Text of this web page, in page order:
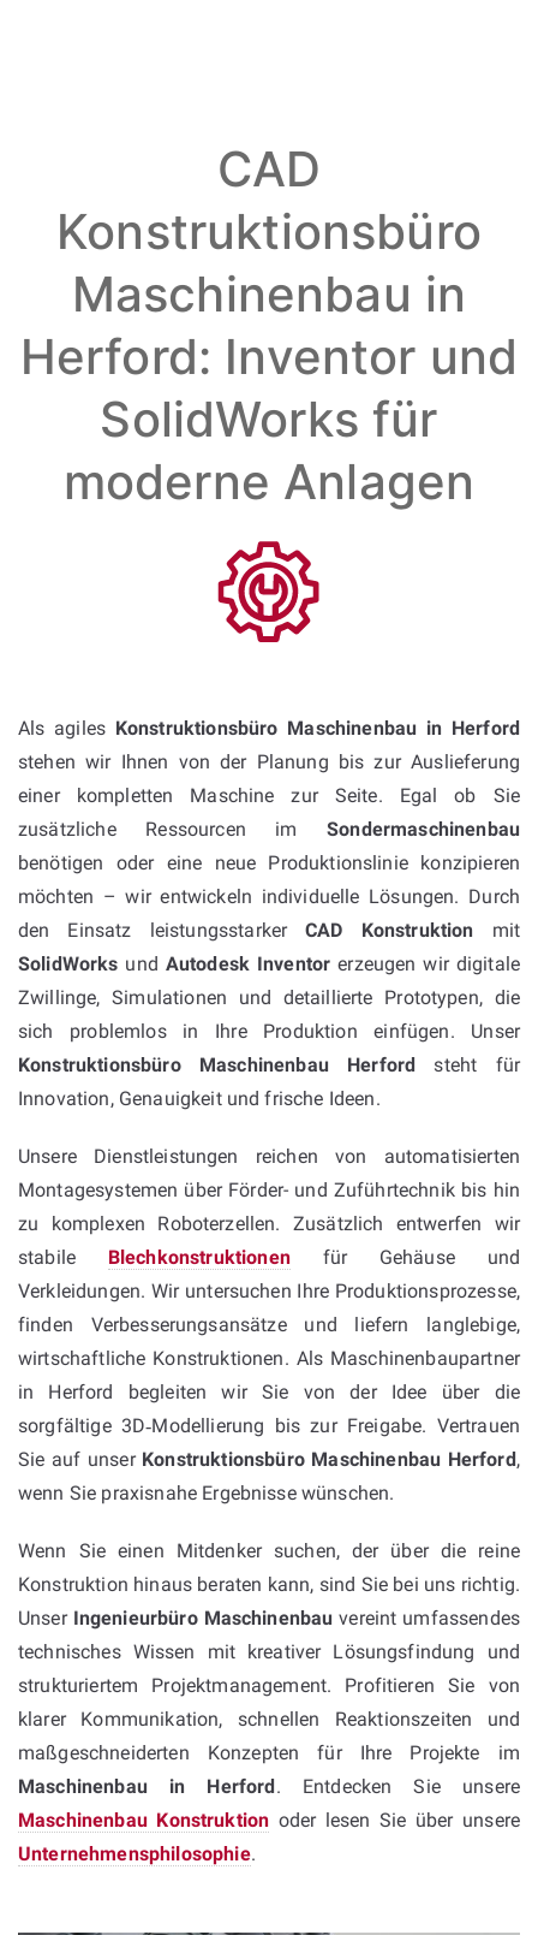
CAD
Konstruktionsbüro
Maschinenbau in
Herford: Inventor und
SolidWorks für
moderne Anlagen
Als agiles Konstruktionsbüro Maschinenbau in Herford
stehen wir Ihnen von der Planung bis zur Auslieferung
einer kompletten Maschine zur Seite. Egal ob Sie
zusätzliche Ressourcen imSondermaschinenbau
benötigen oder eine neue Produktionslinie konzipieren
möchten – wir entwickeln individuelle Lösungen. Durch
den Einsatz leistungsstarkerCAD Konstruktion mit
SolidWorks und Autodesk Inventor erzeugen wir digitale
Zwillinge, Simulationen und detaillierte Prototypen, die
sich problemlos in Ihre Produktion einfügen. Unser
Konstruktionsbüro Maschinenbau Herford steht für
Innovation, Genauigkeit und frische Ideen.
Unsere Dienstleistungen reichen von automatisierten
Montagesystemen über Förder- und Zuführtechnik bis hin
zu komplexen Roboterzellen. Zusätzlich entwerfen wir
stabile Blechkonstruktionenfür Gehäuse und
Verkleidungen. Wir untersuchen Ihre Produktionsprozesse,
finden Verbesserungsansätze und liefern langlebige,
wirtschaftliche Konstruktionen. Als Maschinenbaupartner
in Herford begleiten wir Sie von der Idee über die
sorgfältige 3D‑Modellierung bis zur Freigabe. Vertrauen
Sie auf unser Konstruktionsbüro Maschinenbau Herford,
wenn Sie praxisnahe Ergebnisse wünschen.
Wenn Sie einen Mitdenker suchen, der über die reine
Konstruktion hinaus beraten kann, sind Sie bei uns richtig.
Unser Ingenieurbüro Maschinenbau vereint umfassendes
technisches Wissen mit kreativer Lösungsfindung und
strukturiertem Projektmanagement. Profitieren Sie von
klarer Kommunikation, schnellen Reaktionszeiten und
maßgeschneiderten Konzepten für Ihre Projekte im
Maschinenbau in Herford. Entdecken Sie unsere
Maschinenbau Konstruktion oder lesen Sie über unsere
Unternehmensphilosophie.